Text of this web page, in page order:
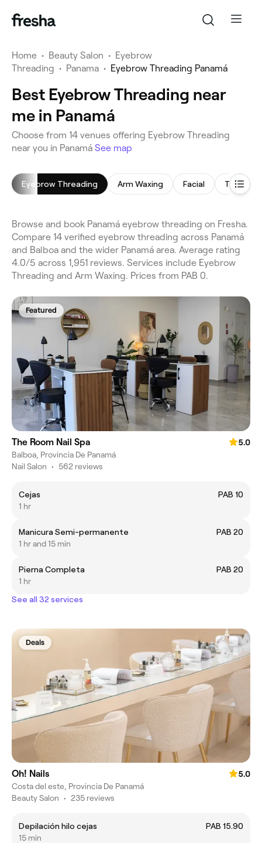
Home • Beauty Salon • Eyebrow
Threading • Panama • Eyebrow Threading Panamá
Best Eyebrow Threading near
me in Panamá
Choose from 14 venues offering Eyebrow Threading
near you in Panamá See map
Eyebrow Threading Arm Waxing Facial
Browse and book Panamá eyebrow threading on Fresha.
Compare 14 verified eyebrow threading across Panamá
and Balboa and the wider Panamá area. Average rating
4.0/5 across 1,951 reviews. Services include Eyebrow
Threading and Arm Waxing. Prices from PAB 0.
Featured
The Room Nail Spa
5.0
Balboa, Provincia De Panamá
Nail Salon • 562 reviews
Cejas
PAB 10
1 hr
Manicura Semi-permanente
PAB 20
1 hr and 15 min
Pierna Completa
PAB 20
1 hr
See all 32 services
Deals
Oh! Nails
5.0
Costa del este, Provincia De Panamá
Beauty Salon • 235 reviews
Depilación hilo cejas
PAB 15.90
15 min